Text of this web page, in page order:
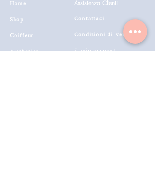
Home
Shop
Coiffeur
Aesthetics
Assistenza Clienti
Contattaci
Condizioni di vendita
il mio account